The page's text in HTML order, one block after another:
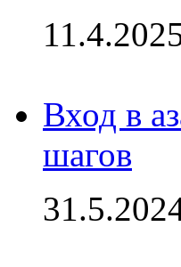
Вход в
шагов